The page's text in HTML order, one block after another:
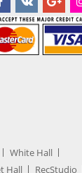
White Hall
Hall RecStudio